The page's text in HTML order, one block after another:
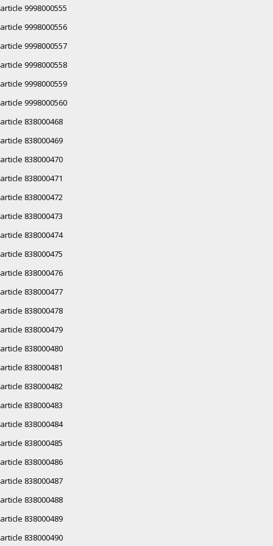
article 9998000555
article 9998000556
article 9998000557
article 9998000558
article 9998000559
article 9998000560
article 838000468
article 838000469
article 838000470
article 838000471
article 838000472
article 838000473
article 838000474
article 838000475
article 838000476
article 838000477
article 838000478
article 838000479
article 838000480
article 838000481
article 838000482
article 838000483
article 838000484
article 838000485
article 838000486
article 838000487
article 838000488
article 838000489
article 838000490